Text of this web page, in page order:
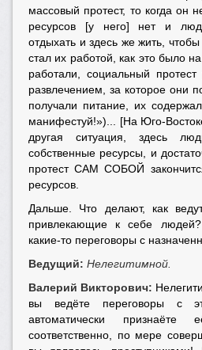
массовый протест, то когда он
ресурсов [у него] нет и
отдыхать и здесь же жить,
стал их работой, как это было
работали, социальный
развлечением, за которое они
получали питание, их
манифестуй!»)... [На Юго-
другая ситуация, здесь
собственные ресурсы, и
протест САМ СОБОЙ
ресурсов.
Дальше. Что делают, как
привлекающие к себе
какие-то переговоры с
Ведущий: Нелегитимной.
Валерий Викторович:
вы ведёте переговоры с
автоматически признаёте
соответственно, по мере